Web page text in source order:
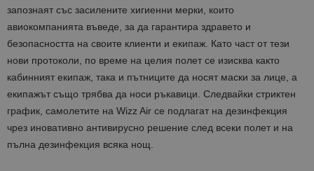
запознаят със засилените хигиенни мерки, които
авиокомпанията въведе, за да гарантира здравето и
безопасността на своите клиенти и екипаж. Като част от тези
нови протоколи, по време на целия полет се изисква както
кабинният екипаж, така и пътниците да носят маски за лице, а
екипажът също трябва да носи ръкавици. Следвайки стриктен
график, самолетите на Wizz Air се подлагат на дезинфекция
чрез иновативно антивирусно решение след всеки полет и на
пълна дезинфекция всяка нощ.